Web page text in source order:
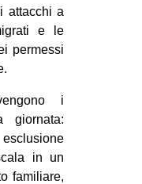
attacchi a
e le
permessi
i
giornata:
in un
familiare,